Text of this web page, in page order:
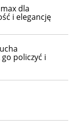
dla
i elegancję
go policzyć i